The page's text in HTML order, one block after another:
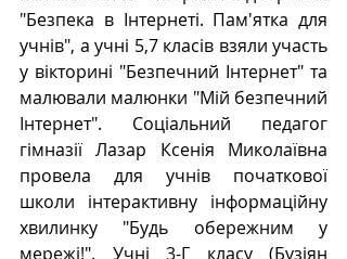
"Безпека в Інтернеті. Пам'ятка для
учнів", а учні 5,7 класів взяли участь
у вікторині "Безпечний Інтернет" та
малювали малюнки "Мій безпечний
Інтернет". Соціальний педагог
гімназії Лазар Ксенія Миколаївна
провела для учнів початкової
школи інтерактивну інформаційну
хвилинку "Будь обережним у
мережі!". Учні 3-Г класу (Бузіян